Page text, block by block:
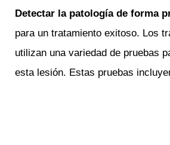
Detectar la patología de forma
para un tratamiento exitoso. Los
utilizan una variedad de pruebas
esta lesión. Estas pruebas